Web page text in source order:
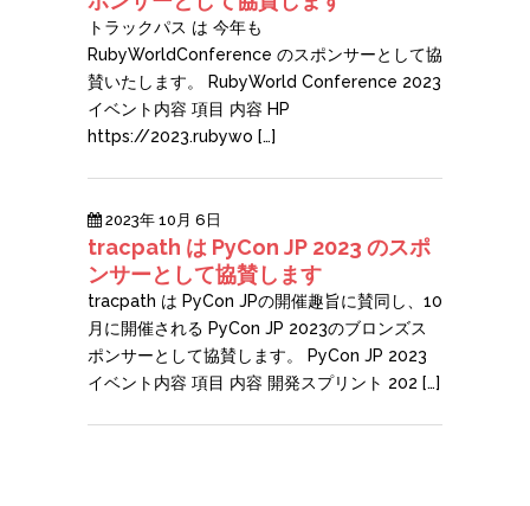
トラックパス は 今年も
RubyWorldConference のスポンサーとして協
賛いたします。 RubyWorld Conference 2023
イベント内容 項目 内容 HP
https://2023.rubywo […]
2023年 10月 6日
tracpath は PyCon JP 2023 のスポ
ンサーとして協賛します
tracpath は PyCon JPの開催趣旨に賛同し、10
月に開催される PyCon JP 2023のブロンズス
ポンサーとして協賛します。 PyCon JP 2023
イベント内容 項目 内容 開発スプリント 202 […]